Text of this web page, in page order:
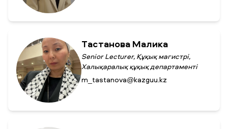
Тастанова Малика
Senior Lecturer, Құқық магистрі,
Халықаралық құқық департаменті
m_tastanova@kazguu.kz